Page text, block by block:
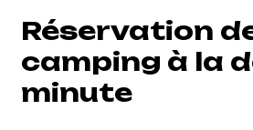
Réservation
camping à la
minute